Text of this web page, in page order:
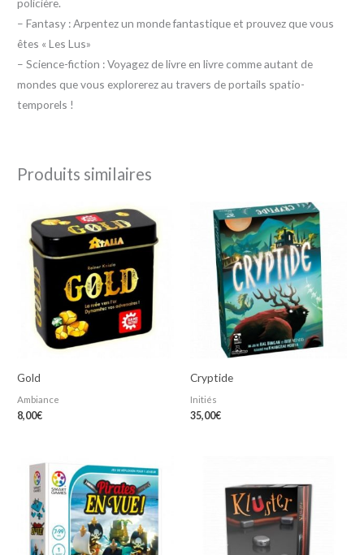
– Fantasy : Arpentez un monde fantastique et prouvez que vous
êtes « Les Lus»
– Science-fiction : Voyagez de livre en livre comme autant de
mondes que vous explorerez au travers de portails spatio-
temporels !
Produits similaires
Gold
Ambiance
8,00€
Cryptide
Initiés
35,00€